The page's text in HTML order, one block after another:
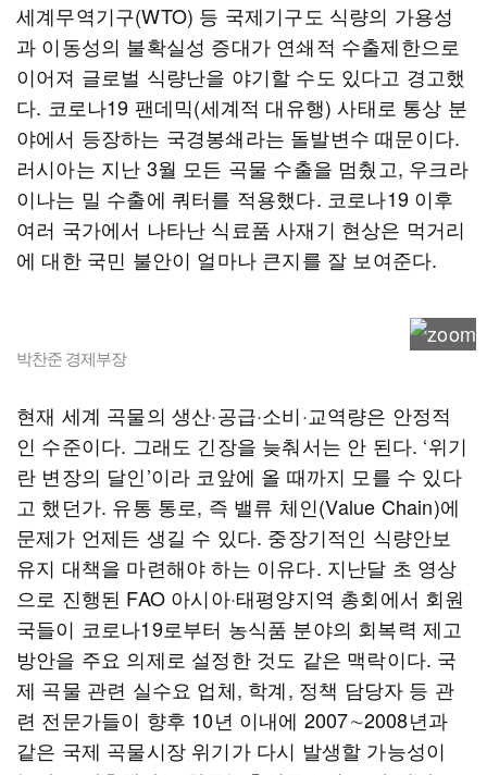
세계무역기구(WTO) 등 국제기구도 식량의 가용성
과 이동성의 불확실성 증대가 연쇄적 수출제한으로
이어져 글로벌 식량난을 야기할 수도 있다고 경고했
다. 코로나19 팬데믹(세계적 대유행) 사태로 통상 분
야에서 등장하는 국경봉쇄라는 돌발변수 때문이다.
러시아는 지난 3월 모든 곡물 수출을 멈췄고, 우크라
이나는 밀 수출에 쿼터를 적용했다. 코로나19 이후
여러 국가에서 나타난 식료품 사재기 현상은 먹거리
에 대한 국민 불안이 얼마나 큰지를 잘 보여준다.
박찬준 경제부장
현재 세계 곡물의 생산·공급·소비·교역량은 안정적
인 수준이다. 그래도 긴장을 늦춰서는 안 된다. ‘위기
란 변장의 달인’이라 코앞에 올 때까지 모를 수 있다
고 했던가. 유통 통로, 즉 밸류 체인(Value Chain)에
문제가 언제든 생길 수 있다. 중장기적인 식량안보
유지 대책을 마련해야 하는 이유다. 지난달 초 영상
으로 진행된 FAO 아시아·태평양지역 총회에서 회원
국들이 코로나19로부터 농식품 분야의 회복력 제고
방안을 주요 의제로 설정한 것도 같은 맥락이다. 국
제 곡물 관련 실수요 업체, 학계, 정책 담당자 등 관
련 전문가들이 향후 10년 이내에 2007∼2008년과
같은 국제 곡물시장 위기가 다시 발생할 가능성이